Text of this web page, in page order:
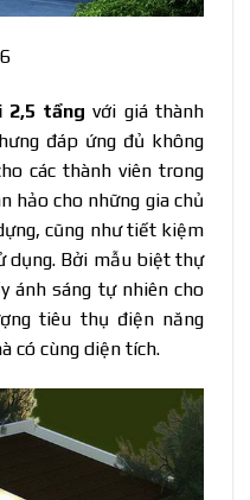
2,5 tầng với giá thành
đáp ứng đủ không
các thành viên trong
hảo cho những gia chủ
cũng như tiết kiệm
dụng. Bởi mẫu biệt thự
ánh sáng tự nhiên cho
tiêu thụ điện năng
có cùng diện tích.